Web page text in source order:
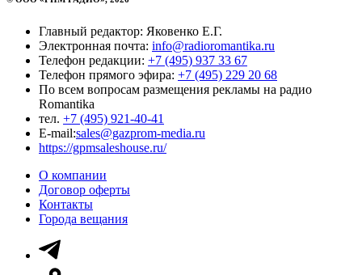
Главный редактор: Яковенко Е.Г.
Электронная почта: info@radioromantika.ru
Телефон редакции: +7 (495) 937 33 67
Телефон прямого эфира: +7 (495) 229 20 68
По всем вопросам размещения рекламы на радио
Romantika
тел. +7 (495) 921-40-41
E-mail:sales@gazprom-media.ru
https://gpmsaleshouse.ru/
О компании
Договор оферты
Контакты
Города вещания